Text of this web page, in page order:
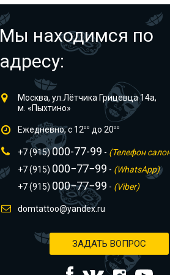
Мы находимся по
адресу:
Москва, ул.Лётчика Грицевца 14а,
м. «Пыхтино»
Ежедневно, с 1200 до 2000
+7 (915)000-77-99 - (Телефон
+7 (915) 000−77−99 - (WhatsApp)
+7 (915) 000−77−99 - (Viber)
domtattoo@yandex.ru
ЗАДАТЬ ВОПРОС